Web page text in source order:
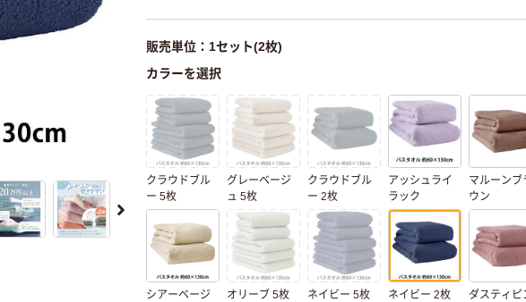
販売単位：1セット(2枚)
カラーを選択
クラウドブル
ー 5枚
グレーベージ
ュ 5枚
クラウドブル
ー 2枚
アッシュライ
ラック
マルーンブ
ウン
シアーベージ
オリーブ 5枚 ネイビー 5枚 ネイビー 2枚
ダスティピ